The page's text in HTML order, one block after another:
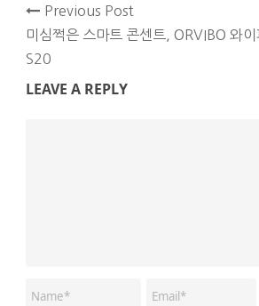
Previous Post
미심쩍은 스마트 콘센트, ORVIBO 와
S20
LEAVE A REPLY